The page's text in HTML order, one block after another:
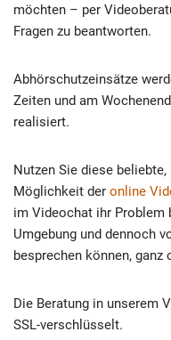
möchten – per
Fragen zu beantworten.
Abhörschutzeinsätze
Zeiten und am
realisiert.
Nutzen Sie diese
Möglichkeit der online
im Videochat ihr Problem
Umgebung und dennoch
besprechen können, ganz
Die Beratung in unserem
SSL-verschlüsselt.